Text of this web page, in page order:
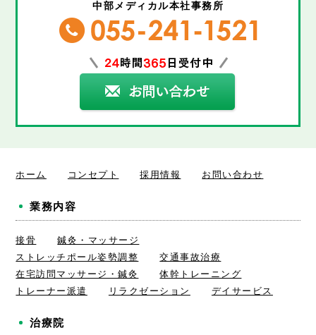
中部メディカル本社事務所
ホーム コンセプト 採用情報 お問い合わせ
業務内容
接骨
鍼灸・マッサージ
ストレッチポール姿勢調整
交通事故治療
在宅訪問マッサージ・鍼灸
体幹トレーニング
トレーナー派遣
リラクゼーション デイサービス
治療院